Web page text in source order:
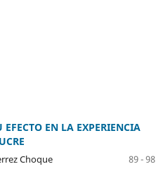
EN LA EXPERIENCIA
Choque
89 - 98